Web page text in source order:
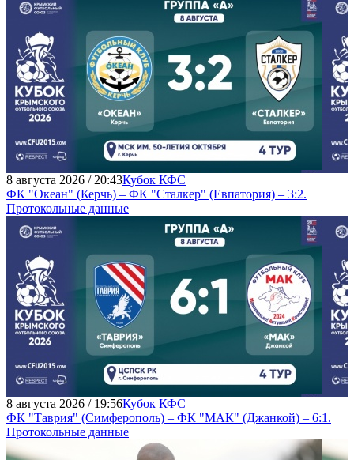
8 августа 2026 / 20:43Кубок КФС
ФК "Океан" (Керчь) – ФК "Сталкер" (Евпатория) – 3:2.
Протокольные данные
8 августа 2026 / 19:56Кубок КФС
ФК "Таврия" (Симферополь) – ФК "МАК" (Джанкой) – 6:1.
Протокольные данные